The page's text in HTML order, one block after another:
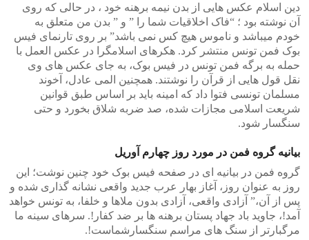
دین اسلام عکس هایی از بدن نیمه برهنه خود ، در حالى که روى
آن نوشته بود ؛ “فاک اخلاقیات شما را ” و ” بدن من متعلق به
خودم میباشد و ناموس هیچ کس نمی باشد” بر روى تارنمای فیس
بوک فمن تونس منتشر کرد. هکرهای اسلامگرا در عکس العمل با
حمله به برگه فمن تونس در فیس بوک، به جای عکس های وی
نقل قول هایی از قرآن را نوشتند. همچنین المى عادل، آخوند
مسلمان تونسی فتوا داد که امینه باید بر اساس طبق قوانین
شریعت اسلامى مجازات شده، صد ضربه شلاق بخورد و حتى
سنگسار شود.
بیانیه گروه فمن در مورد روز چهارم آوریل
گروه فمن در بیانیه ای در صفحه فیس بوک خود چنین نوشت؛ این
روز به عنوان روز، آغاز بهار عرب جدید واقعی نشانه گذاری شده و
پس از آن،” آزادی واقعی، آزادی بدون ملاها و خلفا، به تونس خواهد
آمد!، جاوید باد جهاد پستان برهنه ها بر ضد کفار!. سرهای سینه ما
مرگبارتر از سنگ های مراسم سنگسارشماست!.